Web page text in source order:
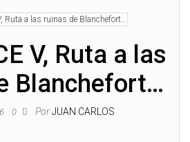
V, Ruta a las
Blanchefort…
0 PorJUAN CARLOS